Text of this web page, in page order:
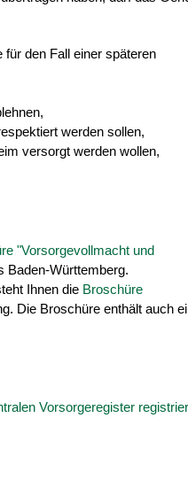
den Fall einer späteren
werden sollen,
versorgt werden wollen,
"Vorsorgevollmacht und
Baden-Württemberg.
Ihnen die Broschüre
Die Broschüre enthält auch
Vorsorgeregister